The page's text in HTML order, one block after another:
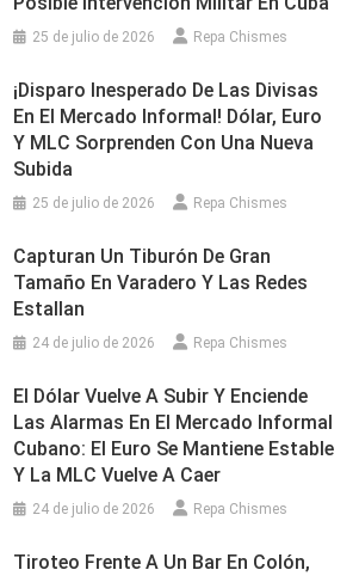
25 de julio de 2026 Repa Chismes
¡Disparo Inesperado De Las Divisas
En El Mercado Informal! Dólar, Euro
Y MLC Sorprenden Con Una Nueva
Subida
25 de julio de 2026 Repa Chismes
Capturan Un Tiburón De Gran
Tamaño En Varadero Y Las Redes
Estallan
24 de julio de 2026 Repa Chismes
El Dólar Vuelve A Subir Y Enciende
Las Alarmas En El Mercado Informal
Cubano: El Euro Se Mantiene Estable
Y La MLC Vuelve A Caer
24 de julio de 2026 Repa Chismes
Tiroteo Frente A Un Bar En Colón,